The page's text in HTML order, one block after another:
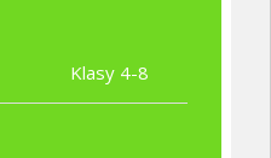
Klasy 4-8